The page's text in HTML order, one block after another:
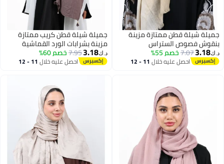
جميلة شيلة قطن ممتازة مزينة
بنقوش فصوص الستراس
الكريستالية (بيج رملي / توب ناعم)
د.ك‏3.18
7.07خصم 55%
احصل عليه خلال 11 - 12
جميلة شيلة قطن كريب ممتازة
مزينة بشرابات الورد القماشية
وحبات اللؤلؤ (موف مطفأ/وردي
مغبر)
د.ك‏3.18
7.95خصم 60%
احصل عليه خلال 11 - 12